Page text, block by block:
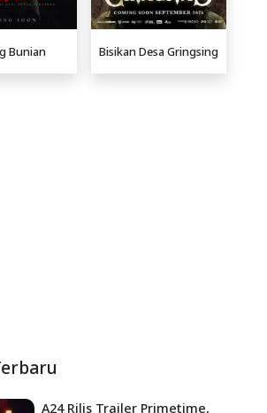
Bunian Bisikan Desa Gringsing
A24 Rilis Trailer Primetime,